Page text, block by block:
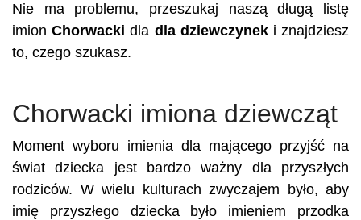
Nie ma problemu, przeszukaj naszą długą listę
imionChorwacki dla dla dziewczyneki znajdziesz
to, czego szukasz.
Chorwacki imiona dziewcząt
Moment wyboru imienia dla mającego przyjść na
świat dziecka jest bardzo ważny dla przyszłych
rodziców. W wielu kulturach zwyczajem było, aby
imię przyszłego dziecka było imieniem przodka